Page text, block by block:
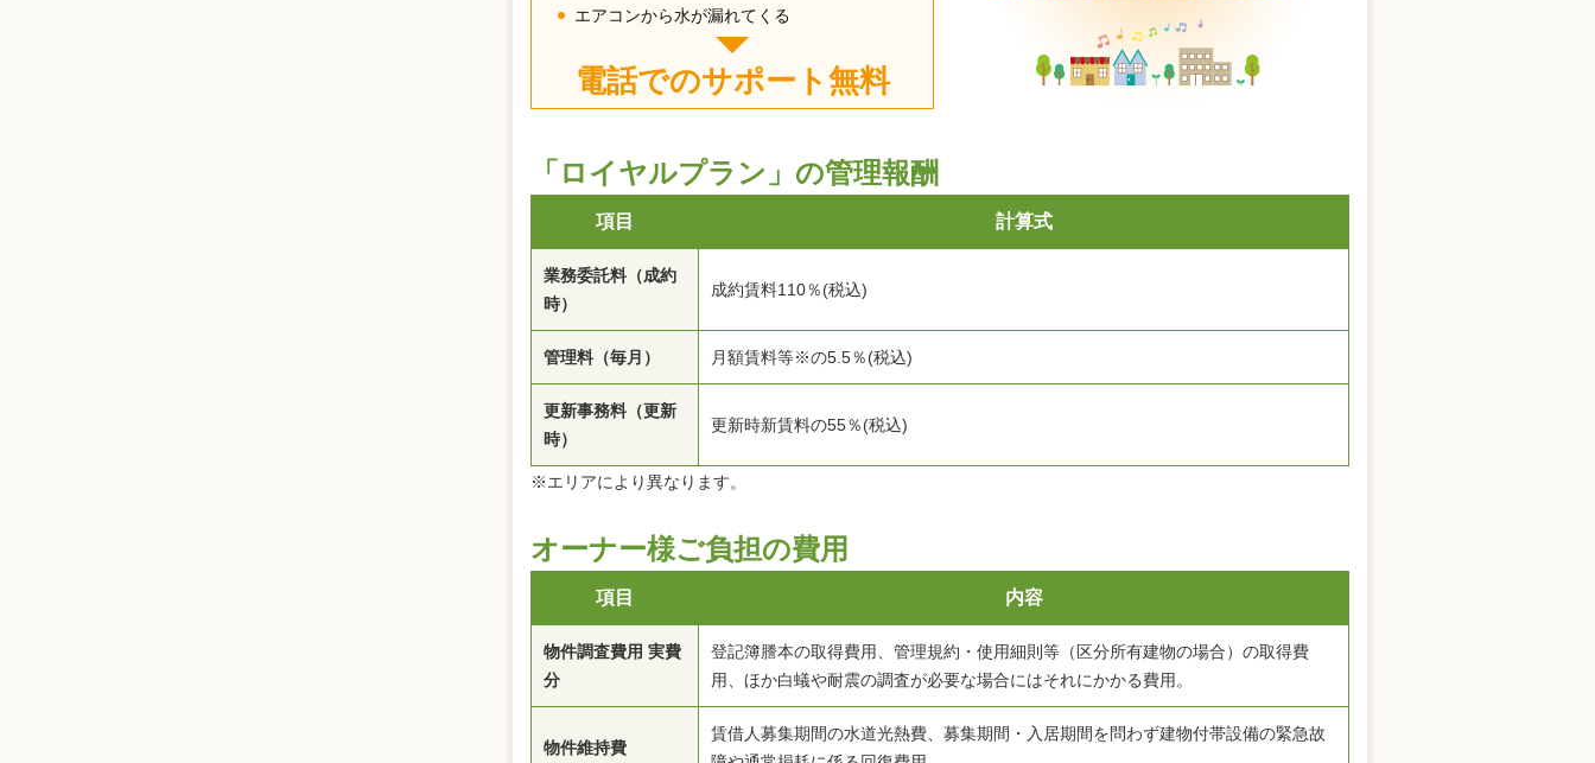
エアコンから水が漏れてくる
電話でのサポート無料
「ロイヤルプラン」の管理報酬
項目 計算式
業務委託料（成約
時）
成約賃料110％(税込)
管理料（毎月） 月額賃料等※の5.5％(税込)
更新事務料（更新
時）
更新時新賃料の55％(税込)
※エリアにより異なります。
オーナー様ご負担の費用
項目 内容
物件調査費用 実費
分
登記簿謄本の取得費用、管理規約・使用細則等（区分所有建物の場合）の取得費
用、ほか白蟻や耐震の調査が必要な場合にはそれにかかる費用。
物件維持費
賃借人募集期間の水道光熱費、募集期間・入居期間を問わず建物付帯設備の緊急故